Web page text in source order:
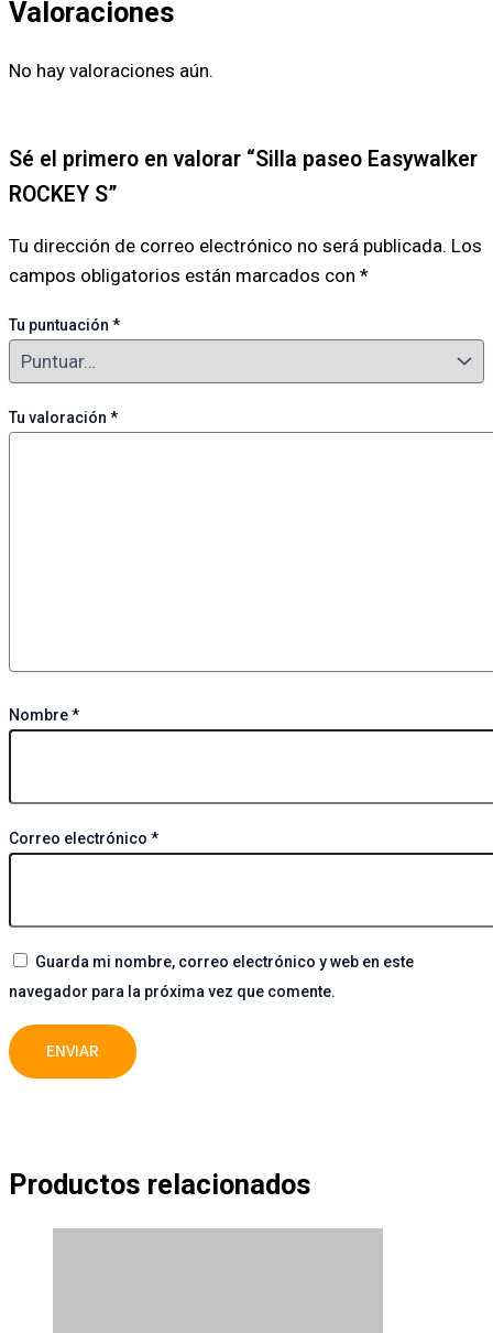
Valoraciones
No hay valoraciones aún.
Sé el primero en valorar “Silla paseo Easywalker
ROCKEY S”
Tu dirección de correo electrónico no será publicada. Los
campos obligatorios están marcados con *
Tu puntuación *
Tu valoración *
Nombre*
Correo electrónico *
Guarda mi nombre, correo electrónico y web en este
navegador para la próxima vez que comente.
Productos relacionados